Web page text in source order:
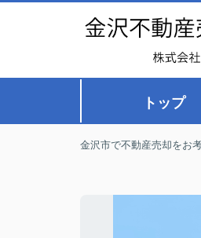
トップ
金沢市で不動産売却をお